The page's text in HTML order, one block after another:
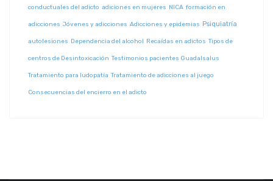
conductuales del adicto adiciones en mujeres NICA formación en
adicciones Jóvenes y adicciones Adicciones y epidemias Psiquiatría
autolesiones Dependencia del alcohol Recaídas en adictos Tipos de
centros de Desintoxicación Testimonios pacientes Guadalsalus
Tratamiento para ludopatía Tratamiento de adicciones al juego
Consecuencias del encierro en el adicto